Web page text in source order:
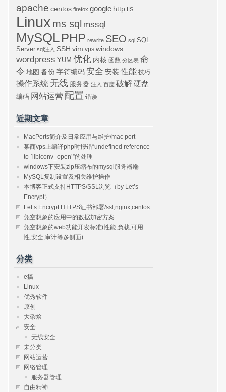
apache centos firefox google http IIS
Linux ms sql mssql
MySQLPHP rewrite SEO sql SQL
Server sql注入 SSH vim vps windows
wordpress YUM 优化 内核 函数 分区表 命
令 地图 备份 字符编码 安全 安装 性能 技巧
操作系统 无线 服务器 注入 百度 破解硬盘
编码 网站运营 配置 错误
近期文章
MacPorts简介及日常应用与维护/mac port
某商vps上编译php时报错“undefined reference
to `libiconv_open’”的处理
windows下安装zip压缩布的mysql服务器端
MySQL复制设置及相关维护操作
本博客正式支持HTTPS/SSL浏览（by Let’s
Encrypt）
Let’s Encrypt HTTPS证书部署/ssl,nginx,centos
凭空想象的应用中的数据加密方案
凭空想象的web功能开发标准(性能,负载,可用
性,安全,审计等多侧面)
分类
e搞
Linux
优秀软件
原创
大杂烩
安全
无线安全
未分类
网站运营
网络管理
服务器管理
自由精神